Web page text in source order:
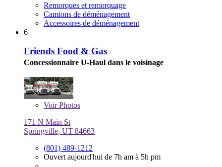
Remorques et remorquage
Camions de déménagement
Accessoires de déménagement
6
Friends Food & Gas
Concessionnaire U-Haul dans le voisinage
VoirPhotos
171 N Main St
Springville, UT 84663
(801) 489-1212
Ouvert aujourd'hui de 7h am à 5h pm